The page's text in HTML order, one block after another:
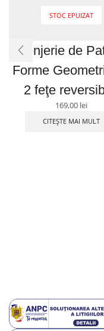
STOC EPUIZAT
Lenjerie de
Forme
2 feţe
169,00 lei
CITEȘTE MAI MULT